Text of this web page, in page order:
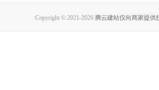
Copyright © 2021-2026 腾云建站仅向商家提供